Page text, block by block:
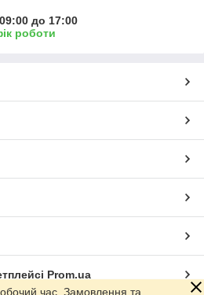
до 17:00
роботи
Prom.ua
час. Замовлення та